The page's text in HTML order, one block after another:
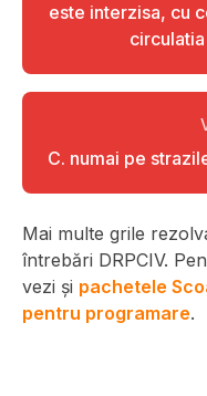
este interzisa, cu
C. numai pe
Mai multe grile
întrebări DRPCIV.
vezi și pachetele
pentru programare.